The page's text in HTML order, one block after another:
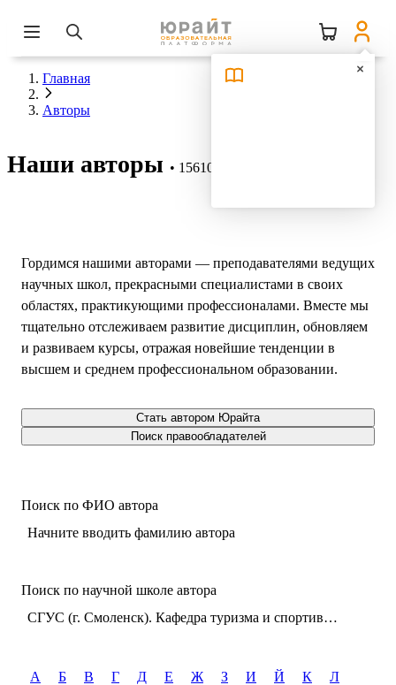
Главная
Авторы
Наши авторы 15610 авторов
Гордимся нашими авторами — преподавателями ведущих
научных школ, прекрасными специалистами в своих
областях, практикующими профессионалами. Вместе мы
тщательно отслеживаем развитие дисциплин, обновляем
и развиваем курсы, отражая новейшие тенденции в
высшем и среднем профессиональном образовании.
Стать автором Юрайта
Поиск правообладателей
Поиск по ФИО автора
Начните вводить фамилию автора
Поиск по научной школе автора
СГУС (г. Смоленск). Кафедра туризма и спортивного ориентирования
А Б В Г Д Е Ж З И Й К
Л